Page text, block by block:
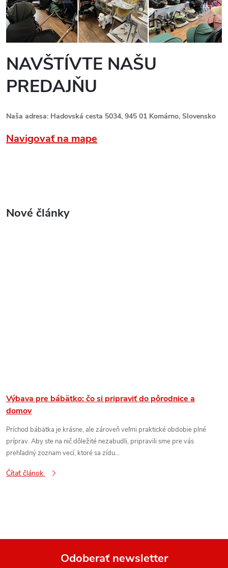
NAVŠTÍVTE NAŠU
PREDAJŇU
Naša adresa: Hadovská cesta 5034, 945 01 Komárno, Slovensko
Navigovať na mape
Nové články
Výbava pre bábätko: čo si pripraviť do pôrodnice a
domov
Príchod bábätka je krásne, ale zároveň veľmi praktické obdobie plné
príprav. Aby ste na nič dôležité nezabudli, pripravili sme pre vás
prehľadný zoznam vecí, ktoré sa zídu...
Čítať článok
Odoberať newsletter